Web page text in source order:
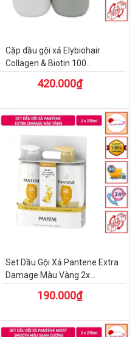
Cặp dầu gội xả Elybiohair
Collagen & Biotin 100...
420.000₫
Set Dầu Gội Xả Pantene Extra
Damage Màu Vàng 2x...
190.000₫